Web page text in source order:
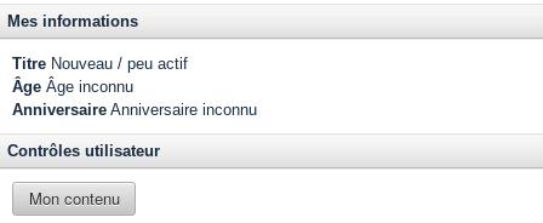
Mes informations
Titre Nouveau / peu actif
Âge Âge inconnu
Anniversaire Anniversaire inconnu
Contrôles utilisateur
Mon contenu